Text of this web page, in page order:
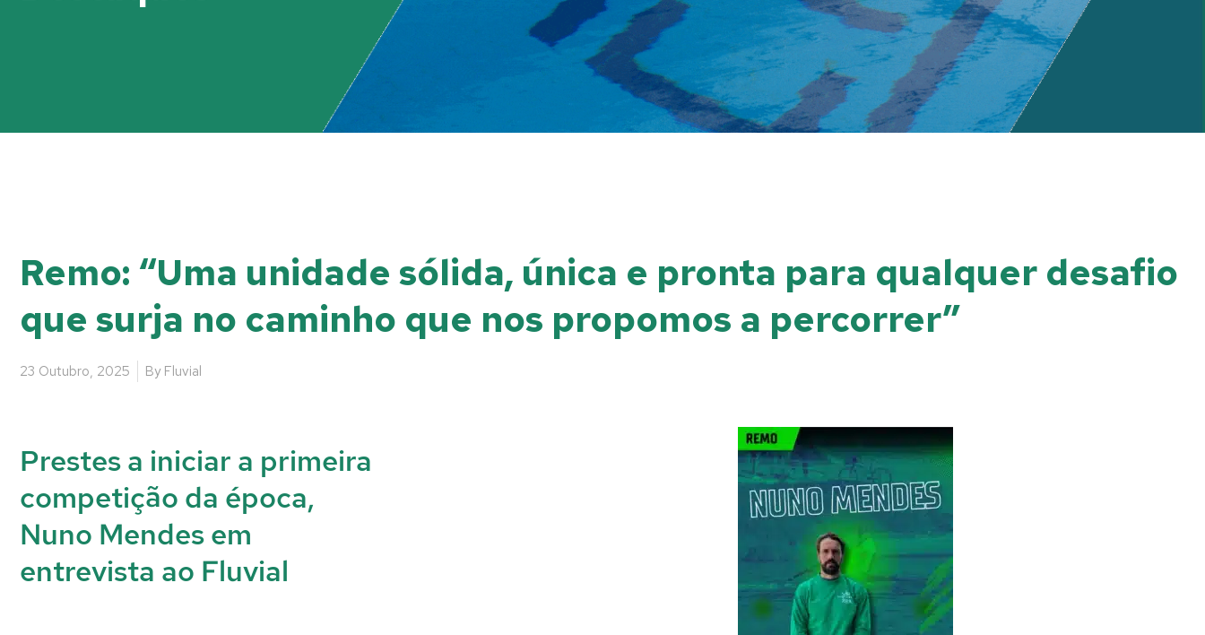
Remo: “Uma unidade sólida, única e pronta para qualquer desafio
que surja no caminho que nos propomos a percorrer”
23 Outubro, 2025 By Fluvial
Prestes a iniciar a primeira
competição da época,
Nuno Mendes em
entrevista ao Fluvial